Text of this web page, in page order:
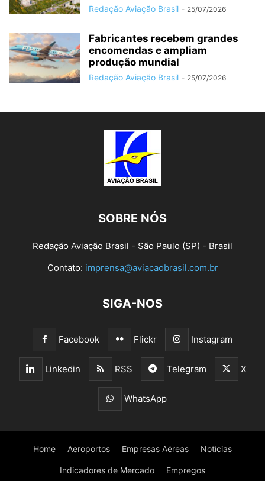
Redação Aviação Brasil - 25/07/2026
Fabricantes recebem grandes
encomendas e ampliam
produção mundial
Redação Aviação Brasil - 25/07/2026
SOBRE NÓS
Redação Aviação Brasil - São Paulo (SP) - Brasil
Contato: imprensa@aviacaobrasil.com.br
SIGA-NOS
Facebook Flickr Instagram
Linkedin RSS Telegram X
WhatsApp
Home Aeroportos Empresas Aéreas Notícias
Indicadores de Mercado Empregos